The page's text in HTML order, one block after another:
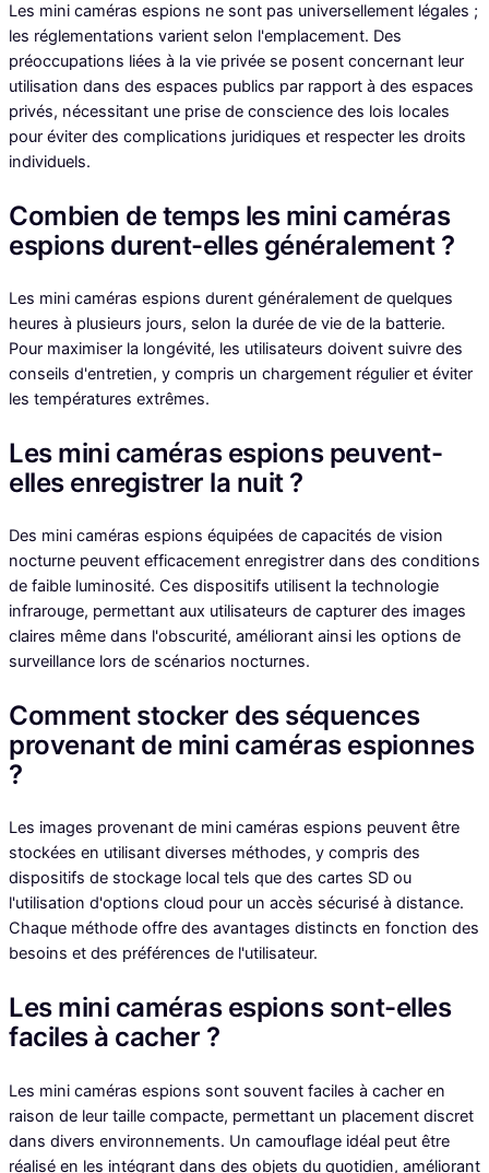
Les mini caméras espions ne sont pas universellement légales ;
les réglementations varient selon l'emplacement. Des
préoccupations liées à la vie privée se posent concernant leur
utilisation dans des espaces publics par rapport à des espaces
privés, nécessitant une prise de conscience des lois locales
pour éviter des complications juridiques et respecter les droits
individuels.
Combien de temps les mini caméras
espions durent-elles généralement ?
Les mini caméras espions durent généralement de quelques
heures à plusieurs jours, selon la durée de vie de la batterie.
Pour maximiser la longévité, les utilisateurs doivent suivre des
conseils d'entretien, y compris un chargement régulier et éviter
les températures extrêmes.
Les mini caméras espions peuvent-
elles enregistrer la nuit ?
Des mini caméras espions équipées de capacités de vision
nocturne peuvent efficacement enregistrer dans des conditions
de faible luminosité. Ces dispositifs utilisent la technologie
infrarouge, permettant aux utilisateurs de capturer des images
claires même dans l'obscurité, améliorant ainsi les options de
surveillance lors de scénarios nocturnes.
Comment stocker des séquences
provenant de mini caméras espionnes
?
Les images provenant de mini caméras espions peuvent être
stockées en utilisant diverses méthodes, y compris des
dispositifs de stockage local tels que des cartes SD ou
l'utilisation d'options cloud pour un accès sécurisé à distance.
Chaque méthode offre des avantages distincts en fonction des
besoins et des préférences de l'utilisateur.
Les mini caméras espions sont-elles
faciles à cacher ?
Les mini caméras espions sont souvent faciles à cacher en
raison de leur taille compacte, permettant un placement discret
dans divers environnements. Un camouflage idéal peut être
réalisé en les intégrant dans des objets du quotidien, améliorant